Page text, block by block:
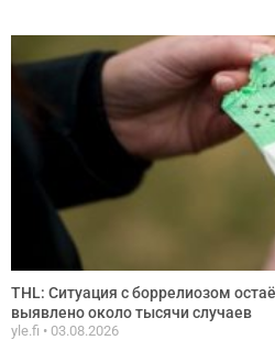
THL: Ситуация с боррелиозом
выявлено около тысячи случаев
yle.fi 03.08.2026